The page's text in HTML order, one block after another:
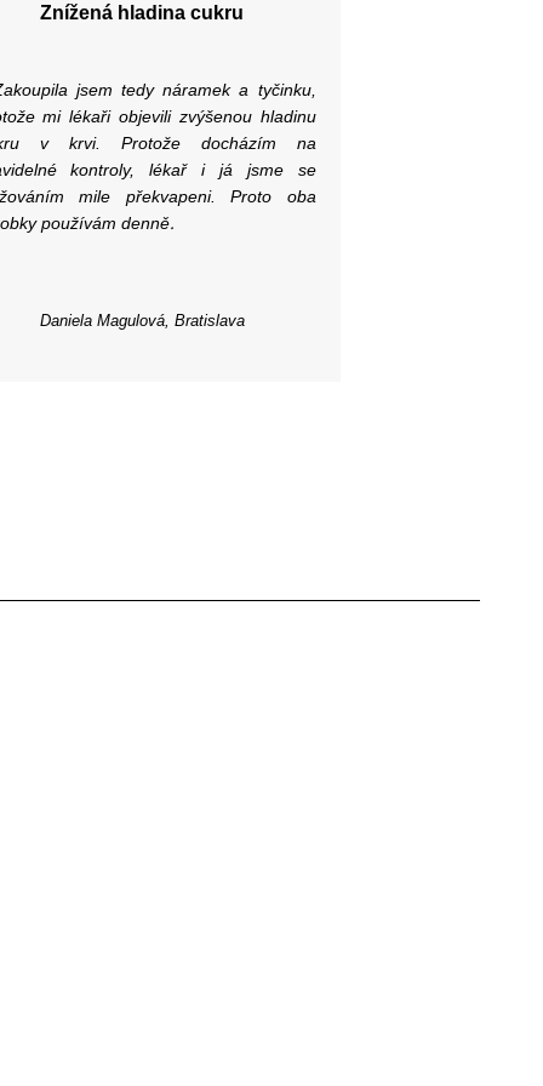
Znížená hladina cukru
jsem tedy náramek a tyčinku,
mi lékaři objevili zvýšenou hladinu
v krvi. Protože docházím na
kontroly, lékař i já jsme se
mile překvapeni. Proto oba
používám denně.
Daniela Magulová, Bratislava